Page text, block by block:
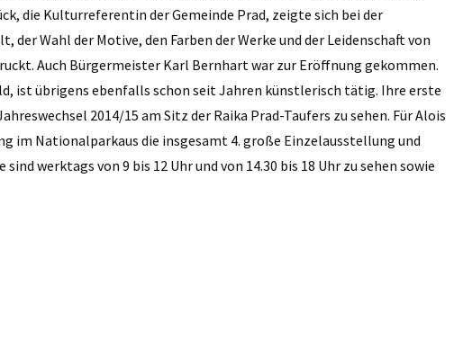
die Kulturreferentin der Gemeinde Prad, zeigte sich bei der
Wahl der Motive, den Farben der Werke und der Leidenschaft von
Auch Bürgermeister Karl Bernhart war zur Eröffnung gekommen.
ist übrigens ebenfalls schon seit Jahren künstlerisch tätig. Ihre erste
2014/15 am Sitz der Raika Prad-Taufers zu sehen. Für Alois
im Nationalparkaus die insgesamt 4. große Einzelausstellung und
werktags von 9 bis 12 Uhr und von 14.30 bis 18 Uhr zu sehen sowie